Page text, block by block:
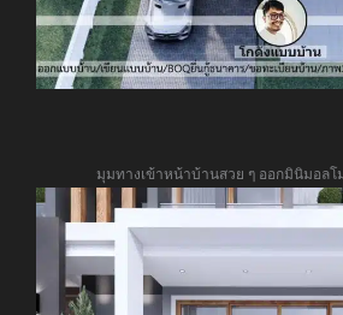
มุมทางเข้าหน้าบ้านสวย ๆ ออกมินิมอลโ